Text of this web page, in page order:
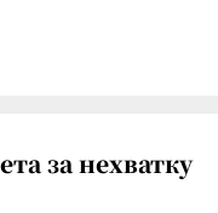
за нехватку